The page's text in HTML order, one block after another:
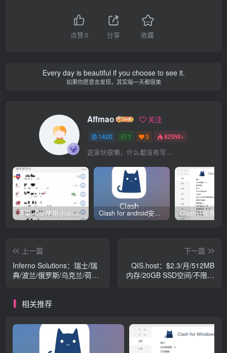
点赞0 分享 收藏
Every day is beautiful if you choose to see it.
如果你愿意去发现，其实每一天都很美
Affmao 关注
1420 1 3 829W+
这家伙很懒，什么都没有写...
苹果 iOS 使用小火箭(shadowrocket)新手教程 Clash for android安卓客户端保姆级新手使用教程
上一篇
Inferno Solutions：瑞士/瑞
典/波兰/俄罗斯/乌克兰/荷兰/
量，月付5美金
下一篇
QIS.host：$2.3/月/512MB
内存/20GB SSD空间/不限流
相关推荐